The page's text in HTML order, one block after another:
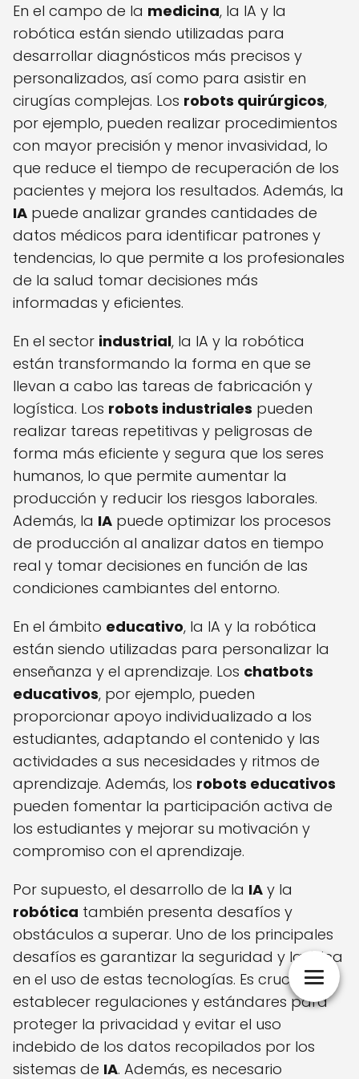
En el campo de la medicina, la IA y la
robótica están siendo utilizadas para
desarrollar diagnósticos más precisos y
personalizados, así como para asistir en
cirugías complejas. Los robots quirúrgicos,
por ejemplo, pueden realizar procedimientos
con mayor precisión y menor invasividad, lo
que reduce el tiempo de recuperación de los
pacientes y mejora los resultados. Además, la
IA puede analizar grandes cantidades de
datos médicos para identificar patrones y
tendencias, lo que permite a los profesionales
de la salud tomar decisiones más
informadas y eficientes.
En el sector industrial, la IA y la robótica
están transformando la forma en que se
llevan a cabo las tareas de fabricación y
logística. Los robots industriales pueden
realizar tareas repetitivas y peligrosas de
forma más eficiente y segura que los seres
humanos, lo que permite aumentar la
producción y reducir los riesgos laborales.
Además, la IA puede optimizar los procesos
de producción al analizar datos en tiempo
real y tomar decisiones en función de las
condiciones cambiantes del entorno.
En el ámbito educativo, la IA y la robótica
están siendo utilizadas para personalizar la
enseñanza y el aprendizaje. Los chatbots
educativos, por ejemplo, pueden
proporcionar apoyo individualizado a los
estudiantes, adaptando el contenido y las
actividades a sus necesidades y ritmos de
aprendizaje. Además, los robots educativos
pueden fomentar la participación activa de
los estudiantes y mejorar su motivación y
compromiso con el aprendizaje.
Por supuesto, el desarrollo de la IA y la
robótica también presenta desafíos y
obstáculos a superar. Uno de los principales
desafíos es garantizar la seguridad y la ética
en el uso de estas tecnologías. Es crucial
establecer regulaciones y estándares para
proteger la privacidad y evitar el uso
indebido de los datos recopilados por los
sistemas de IA. Además, es necesario